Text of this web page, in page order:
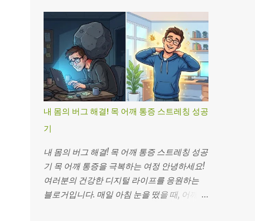
중장년 건강 식단 구성 5. 변화와 결과 6. 참고
링크 건강 분석가 친구가 알려주는: 중장년 건
강, 어렵지 않아요! 쉬운 식단 & 운동 루틴 (원
주 라이프) “제인, 오늘 아침은 현미밥에 두부
구이, 그리고 제철 나물이에요. 어때요? 꽤 괜
찮죠?” 새벽 일찍 출근 준비를 하면서, 저는 멀
리 타국에 있는 친구 제인에게 영상 통화를 걸
었어요. IT 개발 업무는 늘 앉아서 모니터만 보
게 하고, 야근과 스트레스는 늘 제 건강을 뒷전
압과 콜레스테롤 수치가 ‘경계’라는 데이터를
받았을 때, 머릿속에 빨간불이 켜지는 느낌이
었어요. “이렇게 가다가는 시스템 오류가 나겠
는데?” 싶었죠. 그때부터 저는 제인의 영향을
경험을 했습니다. 퇴근 후 소파에 털썩 주저앉
아 피곤함을 달래다 보니 배가 점점 부풀어 올
랐어요. 최근 건강검진 결과에 충격을 받고, 다
이어트 식단 을 바꾸어야겠다고 결심했죠. 하
지만 바쁜 일정 속에서 어떻게 실천할 수 있을
지 고민이 많았습니다. 그때 한-호주 공동 연
구를 발견하고, 한식이 서양식보다 복부 체지
방 감소에 효과적 이라는 사실에 눈이 번쩍! 오
늘은 저와 같은 IT 직장인들을 위해, 집에서 손
쉽게 할 수 있는 한식 다이어트 실천법을 공유
하려 합니다. 여러분도 저처럼 작은 변화로 큰
결과를 얻을 수 있답니다. 그럼, 함께 시작해볼
까요? 궁금한 점은 언제든 댓글로 남겨 주세요!
내 몸의 버그 해결! 목 어깨 통증 스트레칭 성공
기
내 몸의 버그 해결! 목 어깨 통증 스트레칭 성공
기 목 어깨 통증을 극복하는 여정 안녕하세요!
여러분의 건강한 디지털 라이프를 응원하는
블로거입니다. 매일 아침 눈을 떴을 때, 어깨 위